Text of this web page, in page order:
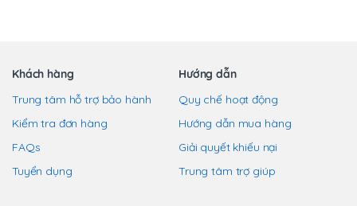
Khách hàng
Trung tâm hỗ trợ bảo hành
Kiểm tra đơn hàng
FAQs
Tuyển dụng
Hướng dẫn
Quy chế hoạt động
Hướng dẫn mua hàng
Giải quyết khiếu nại
Trung tâm trợ giúp